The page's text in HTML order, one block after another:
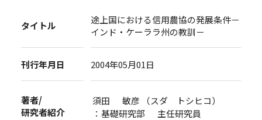
タイトル
途上国における信用農協の発展条件－
インド・ケーララ州の教訓－
刊行年月日 2004年05月01日
著者/
研究者紹介
須田 敏彦 （スダ トシヒコ）
：基礎研究部 主任研究員